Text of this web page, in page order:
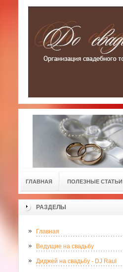
ГЛАВНАЯ ПОЛЕЗНЫЕ СТАТЬИ
РАЗДЕЛЫ
Главная
Ведущие на свадьбу
Диджей на свадьбу - DJ Raul